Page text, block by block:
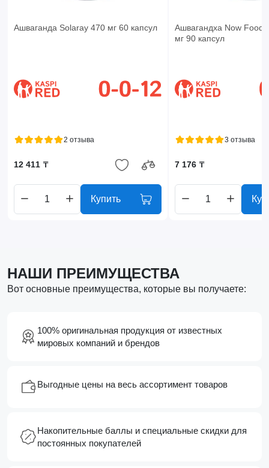
Ашваганда Solaray 470 мг 60 капсул
2 отзыва
12 411 ₸
Купить
Ашвагандха Now Foods
мг 90 капсул
3 отзыва
7 176 ₸
НАШИ ПРЕИМУЩЕСТВА
Вот основные преимущества, которые вы получаете:
100% оригинальная продукция от известных
мировых компаний и брендов
Выгодные цены на весь ассортимент товаров
Накопительные баллы и специальные скидки для
постоянных покупателей